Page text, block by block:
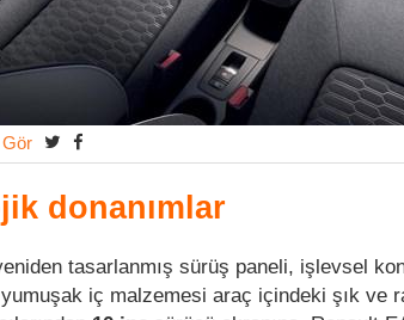
donanımlar
tasarlanmış sürüş paneli, işlevsel
iç malzemesi araç içindeki şık ve